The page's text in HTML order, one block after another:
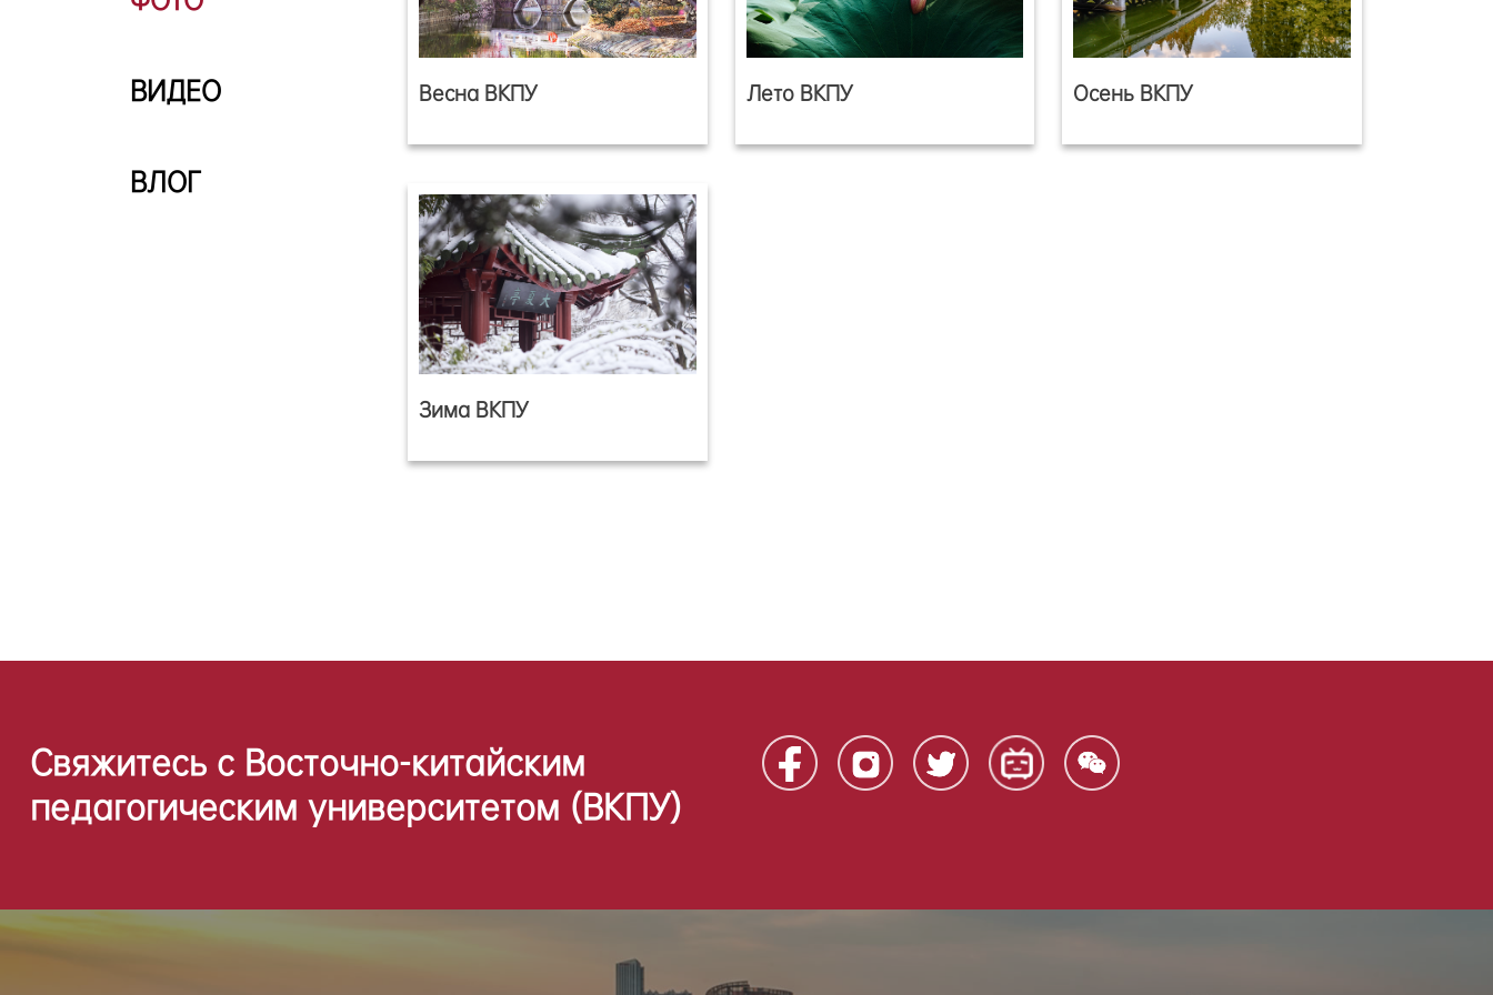
ВИДЕО
ВЛОГ
Весна ВКПУ Лето ВКПУ Осень ВКПУ
Зима ВКПУ
Свяжитесь с Восточно-китайским
педагогическим университетом (ВКПУ)